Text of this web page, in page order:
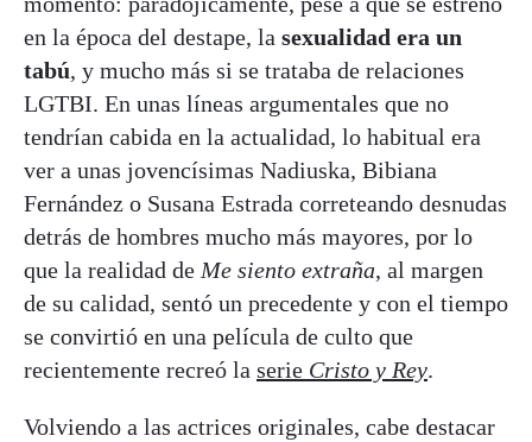
en la época del destape, la sexualidad era un
tabú, y mucho más si se trataba de relaciones
LGTBI. En unas líneas argumentales que no
tendrían cabida en la actualidad, lo habitual era
ver a unas jovencísimas Nadiuska, Bibiana
Fernández o Susana Estrada correteando desnudas
detrás de hombres mucho más mayores, por lo
que la realidad de Me siento extraña, al margen
de su calidad, sentó un precedente y con el tiempo
se convirtió en una película de culto que
recientemente recreó la serie Cristo y Rey.
Volviendo a las actrices originales, cabe destacar